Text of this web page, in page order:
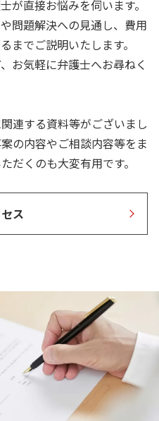
が直接お悩みを伺います。
問題解決への見通し、費用
までご説明いたします。
お気軽に弁護士へお尋ねく
連する資料等がございまし
の内容やご相談内容等をま
だくのも大変有用です。
ス